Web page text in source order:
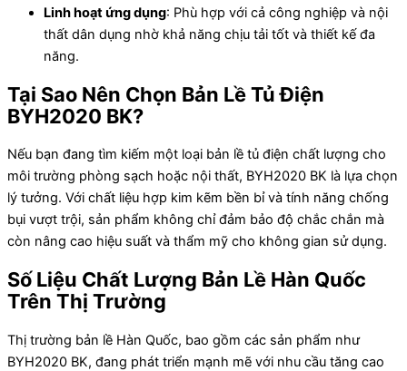
Linh hoạt ứng dụng: Phù hợp với cả công nghiệp và nội
thất dân dụng nhờ khả năng chịu tải tốt và thiết kế đa
năng.
Tại Sao Nên Chọn Bản Lề Tủ Điện
BYH2020 BK?
Nếu bạn đang tìm kiếm một loại bản lề tủ điện chất lượng cho
môi trường phòng sạch hoặc nội thất, BYH2020 BK là lựa chọn
lý tưởng. Với chất liệu hợp kim kẽm bền bỉ và tính năng chống
bụi vượt trội, sản phẩm không chỉ đảm bảo độ chắc chắn mà
còn nâng cao hiệu suất và thẩm mỹ cho không gian sử dụng.
Số Liệu Chất Lượng Bản Lề Hàn Quốc
Trên Thị Trường
Thị trường bản lề Hàn Quốc, bao gồm các sản phẩm như
BYH2020 BK, đang phát triển mạnh mẽ với nhu cầu tăng cao